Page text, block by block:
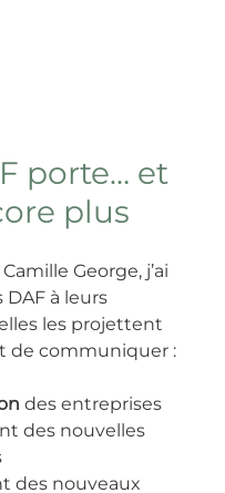
porte… et
plus
George, j’ai
à leurs
les projettent
de communiquer :
des entreprises
des nouvelles
des nouveaux